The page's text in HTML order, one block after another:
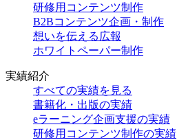
研修用コンテンツ制作
B2Bコンテンツ企画・制作
想いを伝える広報
ホワイトペーパー制作
実績紹介
すべての実績を見る
書籍化・出版の実績
eラーニング企画支援の実績
研修用コンテンツ制作の実績